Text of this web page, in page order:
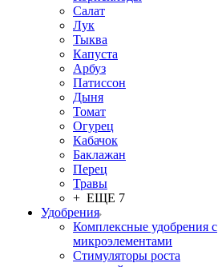
Салат
Лук
Тыква
Капуста
Арбуз
Патиссон
Дыня
Томат
Огурец
Кабачок
Баклажан
Перец
Травы
+ ЕЩЕ 7
Удобрения
Комплексные удобрения с
микроэлементами
Стимуляторы роста